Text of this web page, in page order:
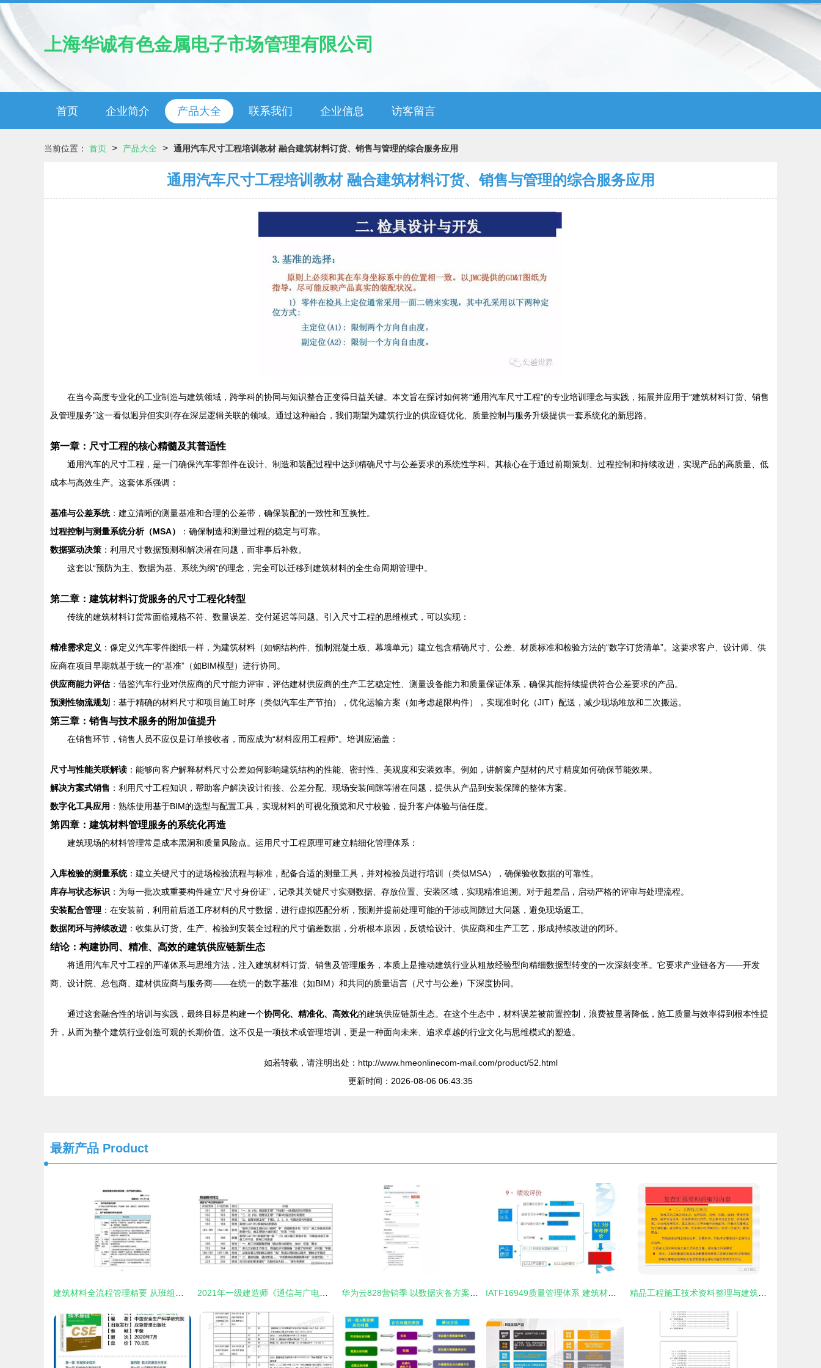
上海华诚有色金属电子市场管理有限公司
首页 企业简介 产品大全 联系我们 企业信息 访客留言
当前位置： 首页 > 产品大全 > 通用汽车尺寸工程培训教材 融合建筑材料订货、销售与管理的综合服务应用
通用汽车尺寸工程培训教材 融合建筑材料订货、销售与管理的综合服务应用
在当今高度专业化的工业制造与建筑领域，跨学科的协同与知识整合正变得日益关键。本文旨在探讨如何将“通用汽车尺寸工程”的专业培训理念与实践，拓展并应用于“建筑材料订货、销售
及管理服务”这一看似迥异但实则存在深层逻辑关联的领域。通过这种融合，我们期望为建筑行业的供应链优化、质量控制与服务升级提供一套系统化的新思路。
第一章：尺寸工程的核心精髓及其普适性
通用汽车的尺寸工程，是一门确保汽车零部件在设计、制造和装配过程中达到精确尺寸与公差要求的系统性学科。其核心在于通过前期策划、过程控制和持续改进，实现产品的高质量、低
成本与高效生产。这套体系强调：
基准与公差系统：建立清晰的测量基准和合理的公差带，确保装配的一致性和互换性。
过程控制与测量系统分析（MSA）
：确保制造和测量过程的稳定与可靠。
数据驱动决策 ：利用尺寸数据预测和解决潜在问题，而非事后补救。
这套以“预防为主、数据为基、系统为纲”的理念，完全可以迁移到建筑材料的全生命周期管理中。
第二章：建筑材料订货服务的尺寸工程化转型
传统的建筑材料订货常面临规格不符、数量误差、交付延迟等问题。引入尺寸工程的思维模式，可以实现：
精准需求定义 ：像定义汽车零件图纸一样，为建筑材料（如钢结构件、预制混凝土板、幕墙单元）建立包含精确尺寸、公差、材质标准和检验方法的“数字订货清单”。这要求客户、设计师、供
应商在项目早期就基于统一的“基准”（如BIM模型）进行协同。
供应商能力评估：借鉴汽车行业对供应商的尺寸能力评审，评估建材供应商的生产工艺稳定性、测量设备能力和质量保证体系，确保其能持续提供符合公差要求的产品。
预测性物流规划 ：基于精确的材料尺寸和项目施工时序（类似汽车生产节拍），优化运输方案（如考虑超限构件），实现准时化（JIT）配送，减少现场堆放和二次搬运。
第三章：销售与技术服务的附加值提升
在销售环节，销售人员不应仅是订单接收者，而应成为“材料应用工程师”。培训应涵盖：
尺寸与性能关联解读 ：能够向客户解释材料尺寸公差如何影响建筑结构的性能、密封性、美观度和安装效率。例如，讲解窗户型材的尺寸精度如何确保节能效果。
解决方案式销售 ：利用尺寸工程知识，帮助客户解决设计衔接、公差分配、现场安装间隙等潜在问题，提供从产品到安装保障的整体方案。
数字化工具应用 ：熟练使用基于BIM的选型与配置工具，实现材料的可视化预览和尺寸校验，提升客户体验与信任度。
第四章：建筑材料管理服务的系统化再造
建筑现场的材料管理常是成本黑洞和质量风险点。运用尺寸工程原理可建立精细化管理体系：
入库检验的测量系统：建立关键尺寸的进场检验流程与标准，配备合适的测量工具，并对检验员进行培训（类似MSA），确保验收数据的可靠性。
库存与状态标识 ：为每一批次或重要构件建立“尺寸身份证”，记录其关键尺寸实测数据、存放位置、安装区域，实现精准追溯。对于超差品，启动严格的评审与处理流程。
安装配合管理 ：在安装前，利用前后道工序材料的尺寸数据，进行虚拟匹配分析，预测并提前处理可能的干涉或间隙过大问题，避免现场返工。
数据闭环与持续改进 ：收集从订货、生产、检验到安装全过程的尺寸偏差数据，分析根本原因，反馈给设计、供应商和生产工艺，形成持续改进的闭环。
结论：构建协同、精准、高效的建筑供应链新生态
将通用汽车尺寸工程的严谨体系与思维方法，注入建筑材料订货、销售及管理服务，本质上是推动建筑行业从粗放经验型向精细数据型转变的一次深刻变革。它要求产业链各方——开发
商、设计院、总包商、建材供应商与服务商——在统一的数字基准（如BIM）和共同的质量语言（尺寸与公差）下深度协同。
通过这套融合性的培训与实践，最终目标是构建一个协同化、精准化、高效化的建筑供应链新生态。在这个生态中，材料误差被前置控制，浪费被显著降低，施工质量与效率得到根本性提
升，从而为整个建筑行业创造可观的长期价值。这不仅是一项技术或管理培训，更是一种面向未来、追求卓越的行业文化与思维模式的塑造。
如若转载，请注明出处：http://www.hmeonlinecom-mail.com/product/52.html
更新时间：2026-08-06 06:43:35
最新产品 Product